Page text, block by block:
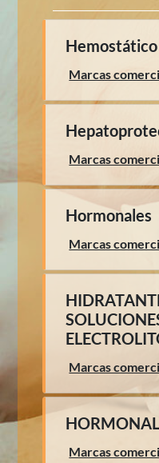
Hemostático
Marcas
Marcas
Hormonales
Marcas
Marcas
Marcas